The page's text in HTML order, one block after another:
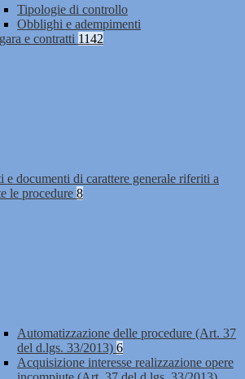
Tipologie di controllo
Obblighi e adempimenti
e contratti 1142
e documenti di carattere generale riferiti a
le procedure 8
Automatizzazione delle procedure (Art. 37
del d.lgs. 33/2013) 6
Acquisizione interesse realizzazione opere